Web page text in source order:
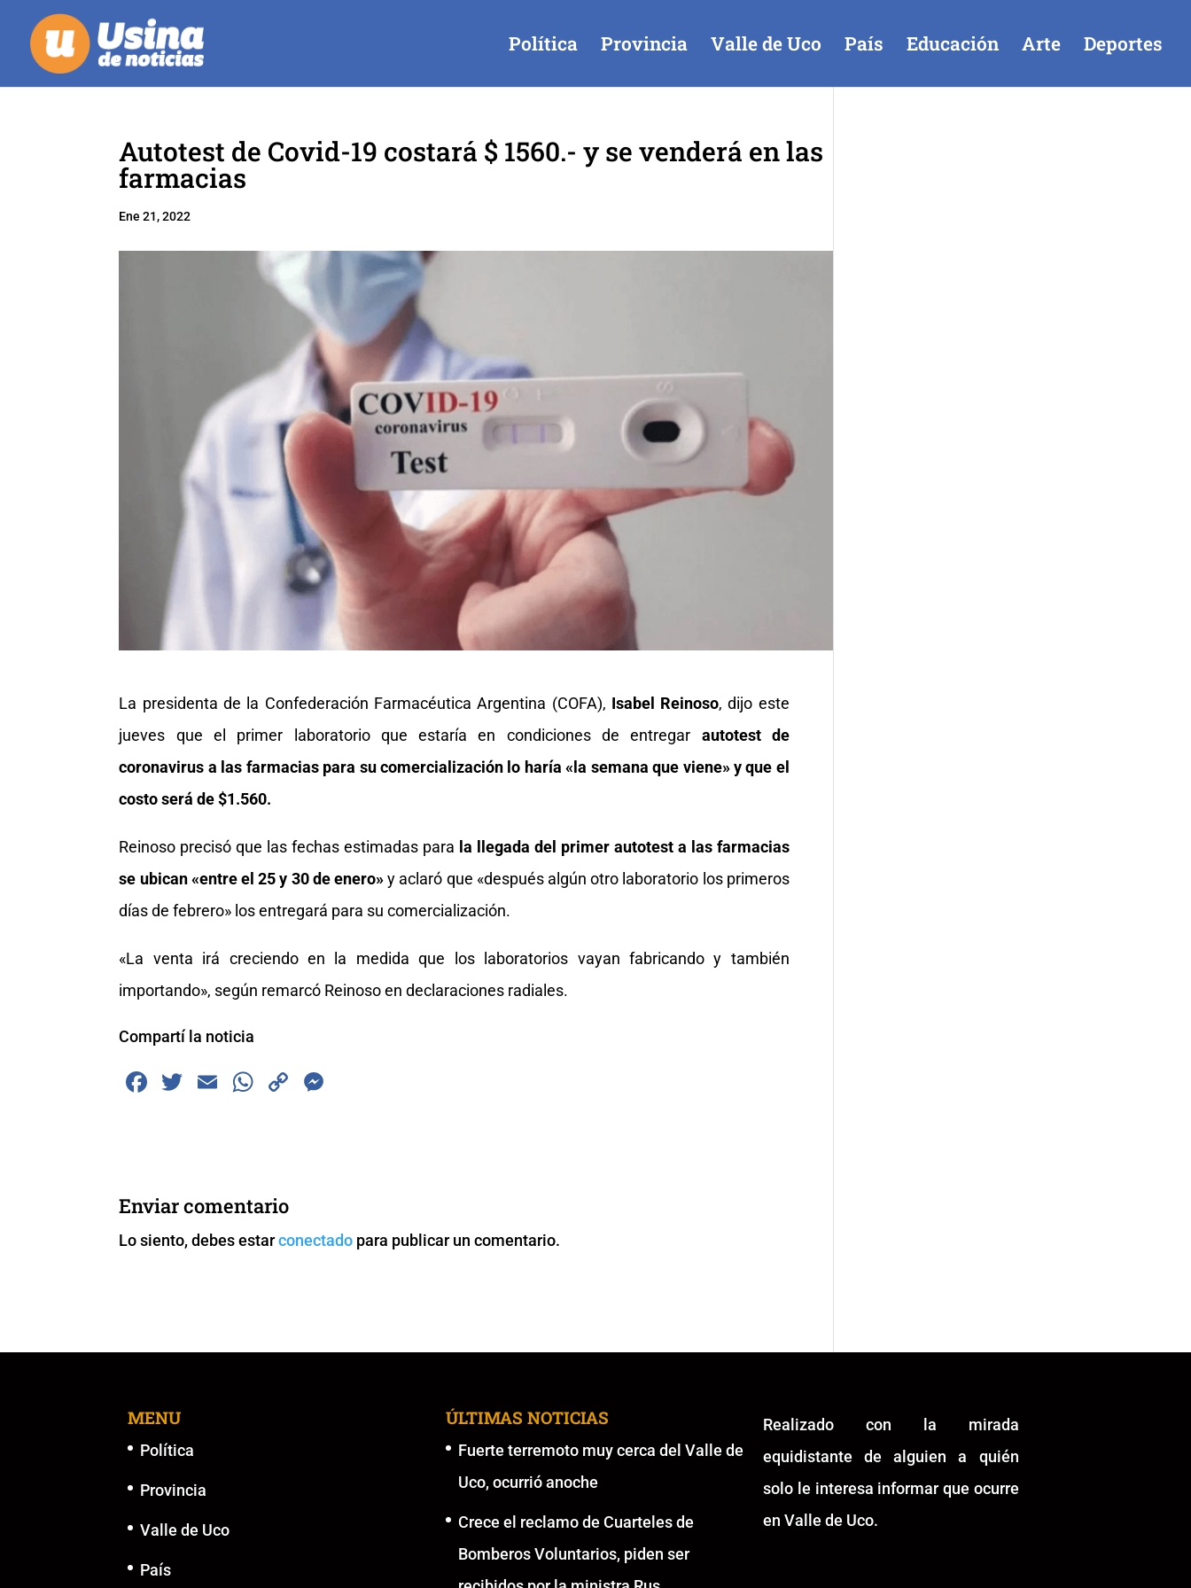
Política Provincia Valle de Uco País Educación Arte Deportes
Autotest de Covid-19 costará $ 1560.- y se venderá en las
farmacias
Ene 21, 2022
La presidenta de la Confederación Farmacéutica Argentina (COFA), Isabel Reinoso, dijo este
jueves que el primer laboratorio que estaría en condiciones de entregar autotest de
coronavirus a las farmacias para su comercialización lo haría «la semana que viene» y que el
costo será de $1.560.
Reinoso precisó que las fechas estimadas para la llegada del primer autotest a las farmacias
se ubican «entre el 25 y 30 de enero»y aclaró que «después algún otro laboratorio los primeros
días de febrero» los entregará para su comercialización.
«La venta irá creciendo en la medida que los laboratorios vayan fabricando y también
importando», según remarcó Reinoso en declaraciones radiales.
Compartí la noticia
F
b
o
o
T
E
W
A
p
p
C
k
er
Enviar comentario
Lo siento, debes estarconectado para publicar un comentario.
MENU
Política
Provincia
Valle de Uco
País
ÚLTIMAS NOTICIAS
Fuerte terremoto muy cerca del Valle de
Uco, ocurrió anoche
Crece el reclamo de Cuarteles de
Bomberos Voluntarios, piden ser
Realizado con la mirada
equidistante de alguien a quién
solo le interesa informar que ocurre
en Valle de Uco.